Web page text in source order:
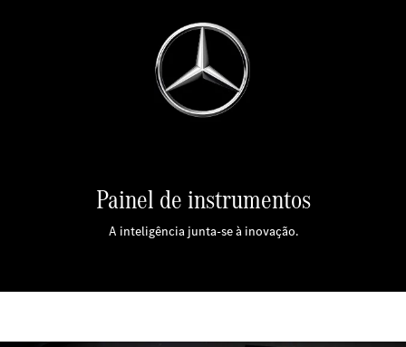
Painel de instrumentos
A inteligência junta-se à inovação.